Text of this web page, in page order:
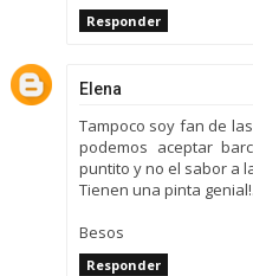
Responder
Elena
Tampoco soy fan de
podemos aceptar
puntito y no el sabor a
Tienen una pinta genial!.
Besos
Responder